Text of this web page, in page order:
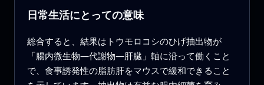
日常生活にとっての意味
総合すると、結果はトウモロコシのひげ抽出物が
「腸内微生物—代謝物—肝臓」軸に沿って働くこと
で、食事誘発性の脂肪肝をマウスで緩和できること